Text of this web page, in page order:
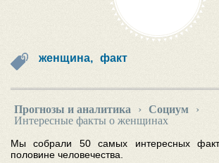
женщина, факт
Прогнозы и аналитика › Социум
›
Интересные факты о женщинах
Мы собрали 50 самых интересных
половине человечества.